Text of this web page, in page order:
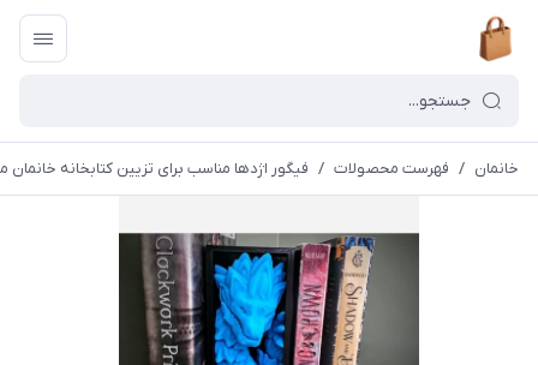
خانمان / فهرست محصولات / فیگور اژدها مناسب برای تزیین کتابخانه خانمان مدل